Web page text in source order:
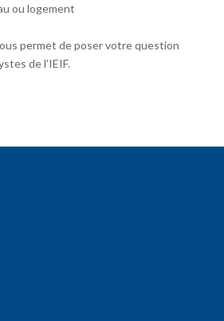
ou logement
permet de poser votre question
de l’IEIF.